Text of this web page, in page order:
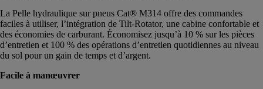
La Pelle hydraulique sur pneus Cat® M314 offre des commandes
faciles à utiliser, l’intégration de Tilt-Rotator, une cabine confortable et
des économies de carburant. Économisez jusqu’à 10 % sur les pièces
d’entretien et 100 % des opérations d’entretien quotidiennes au niveau
du sol pour un gain de temps et d’argent.
Facile à manœuvrer